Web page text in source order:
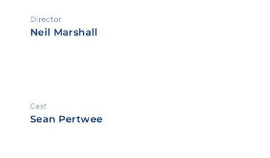
Director
Neil Marshall
Cast
Sean Pertwee